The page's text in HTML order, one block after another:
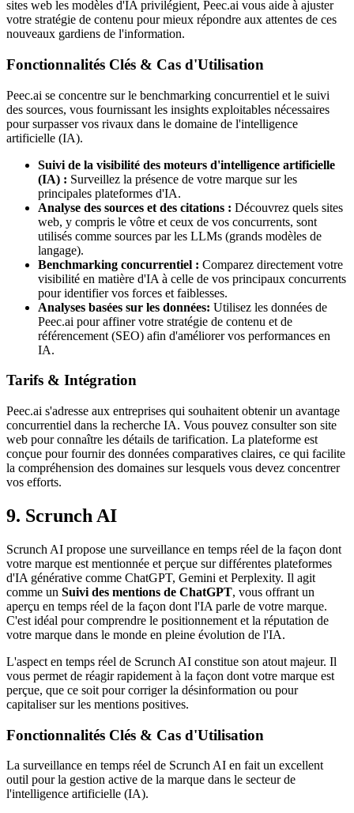
sites web les modèles d'IA privilégient, Peec.ai vous aide à ajuster
votre stratégie de contenu pour mieux répondre aux attentes de ces
nouveaux gardiens de l'information.
Fonctionnalités Clés & Cas d'Utilisation
Peec.ai se concentre sur le benchmarking concurrentiel et le suivi
des sources, vous fournissant les insights exploitables nécessaires
pour surpasser vos rivaux dans le domaine de l'intelligence
artificielle (IA).
Suivi de la visibilité des moteurs d'intelligence artificielle
(IA) : Surveillez la présence de votre marque sur les
principales plateformes d'IA.
Analyse des sources et des citations : Découvrez quels sites
web, y compris le vôtre et ceux de vos concurrents, sont
utilisés comme sources par les LLMs (grands modèles de
langage).
Benchmarking concurrentiel : Comparez directement votre
visibilité en matière d'IA à celle de vos principaux concurrents
pour identifier vos forces et faiblesses.
Analyses basées sur les données: Utilisez les données de
Peec.ai pour affiner votre stratégie de contenu et de
référencement (SEO) afin d'améliorer vos performances en
IA.
Tarifs & Intégration
Peec.ai s'adresse aux entreprises qui souhaitent obtenir un avantage
concurrentiel dans la recherche IA. Vous pouvez consulter son site
web pour connaître les détails de tarification. La plateforme est
conçue pour fournir des données comparatives claires, ce qui facilite
la compréhension des domaines sur lesquels vous devez concentrer
vos efforts.
9. Scrunch AI
Scrunch AI propose une surveillance en temps réel de la façon dont
votre marque est mentionnée et perçue sur différentes plateformes
d'IA générative comme ChatGPT, Gemini et Perplexity. Il agit
comme un Suivi des mentions de ChatGPT, vous offrant un
aperçu en temps réel de la façon dont l'IA parle de votre marque.
C'est idéal pour comprendre le positionnement et la réputation de
votre marque dans le monde en pleine évolution de l'IA.
L'aspect en temps réel de Scrunch AI constitue son atout majeur. Il
vous permet de réagir rapidement à la façon dont votre marque est
perçue, que ce soit pour corriger la désinformation ou pour
capitaliser sur les mentions positives.
Fonctionnalités Clés & Cas d'Utilisation
La surveillance en temps réel de Scrunch AI en fait un excellent
outil pour la gestion active de la marque dans le secteur de
l'intelligence artificielle (IA).